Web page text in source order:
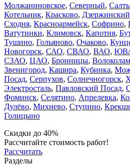
Молжаниновское, Северный,
Котельник, Красково, Дзержинский
Сходня, Красноармейск, Софрино,
Ватутинки, Климовск, Капотня,
Тушино, Гольяново, Очаково,
Новогорск, САО, СВАО, ВАО,
СЗАО, ЦАО, Бронницы,
Звенигород, Кашира, Кубинка,
Посад, Серпухов, Солнечногорск,
Электросталь, Павловский Посад,
Фоминск, Селятино, Апрелевка,
Дулёво, Михнево, Ступино,
Голицыно
Скидки до 40%
Рассчитайте стоимость работ!
Рассчитать
Разделы